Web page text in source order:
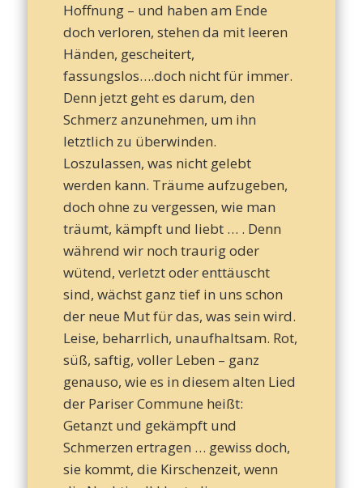
Hoffnung – und haben am Ende
doch verloren, stehen da mit leeren
Händen, gescheitert,
fassungslos….doch nicht für immer.
Denn jetzt geht es darum, den
Schmerz anzunehmen, um ihn
letztlich zu überwinden.
Loszulassen, was nicht gelebt
werden kann. Träume aufzugeben,
doch ohne zu vergessen, wie man
träumt, kämpft und liebt … . Denn
während wir noch traurig oder
wütend, verletzt oder enttäuscht
sind, wächst ganz tief in uns schon
der neue Mut für das, was sein wird.
Leise, beharrlich, unaufhaltsam. Rot,
süß, saftig, voller Leben – ganz
genauso, wie es in diesem alten Lied
der Pariser Commune heißt:
Getanzt und gekämpft und
Schmerzen ertragen … gewiss doch,
sie kommt, die Kirschenzeit, wenn